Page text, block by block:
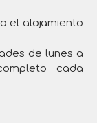
el alojamiento
de lunes a
cada